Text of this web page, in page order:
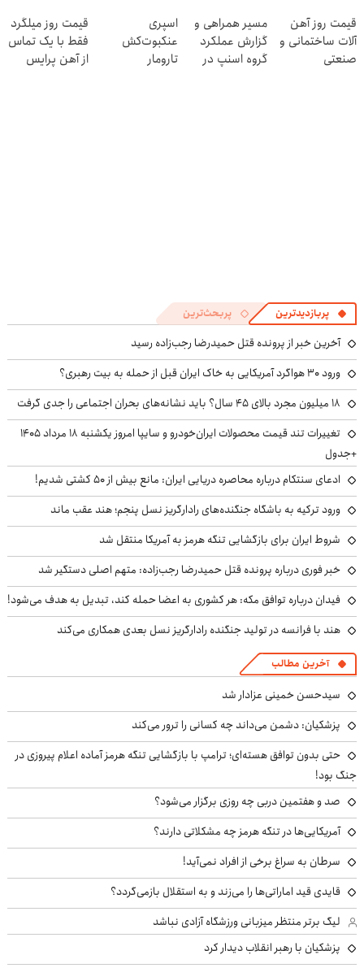
انقلاب
کنی! 👈🏻
پرسش‌نامه
قیمت روز آهن
آلات ساختمانی و
صنعتی
مسیر همراهی و
گزارش عملکرد
گروه اسنپ در
اسپری
عنکبوت‌‌کش
تارومار
قیمت روز میلگرد
فقط با یک تماس
از آهن پرایس
پربازدیدترین پربحث‌ترین
آخرین خبر از پرونده قتل حمیدرضا رجب‌زاده رسید
ورود ۳۰ هواگرد آمریکایی به خاک ایران قبل از حمله به بیت رهبری؟
۱۸ میلیون مجرد بالای ۴۵ سال؟ باید نشانه‌های بحران اجتماعی را جدی گرفت
تغییرات تند قیمت محصولات ایران‌خودرو و سایپا امروز یکشنبه ۱۸ مرداد ۱۴۰۵
+جدول
ادعای سنتکام درباره محاصره دریایی ایران: مانع بیش از ۵۰ کشتی شدیم!
ورود ترکیه به باشگاه جنگنده‌های رادارگریز نسل پنجم؛ هند عقب ماند
شروط ایران برای بازگشایی تنگه هرمز به آمریکا منتقل شد
خبر فوری درباره پرونده قتل حمیدرضا رجب‌زاده: متهم اصلی دستگیر شد
فیدان درباره توافق مکه: هر کشوری به اعضا حمله کند، تبدیل به هدف می‌شود!
هند با فرانسه در تولید جنگنده رادارگریز نسل بعدی همکاری می‌کند
آخرین مطالب
سیدحسن خمینی عزادار شد
پزشکیان: دشمن می‌داند چه کسانی را ترور می‌کند
حتی بدون توافق هسته‌ای؛ ترامپ با بازگشایی تنگه هرمز آماده اعلام پیروزی در
جنگ بود!
صد و هفتمین دربی چه روزی برگزار می‌شود؟
آمریکایی‌ها در تنگه هرمز چه مشکلاتی دارند؟
سرطان به سراغ برخی از افراد نمی‌آید!
قایدی قید اماراتی‌ها را می‌زند و به استقلال بازمی‌گردد؟
لیگ برتر منتظر میزبانی ورزشگاه آزادی نباشد
پزشکیان با رهبر انقلاب دیدار کرد